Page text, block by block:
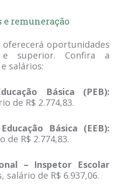
e remuneração
oferecerá oportunidades
superior. Confira a
salários:
Básica (PEB):
de R$ 2.774,83.
Básica (EEB):
de R$ 2.774,83.
– Inspetor Escolar
salário de R$ 6.937,06.